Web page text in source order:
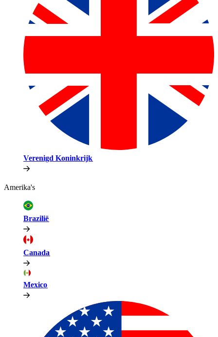
Verenigd Koninkrijk​​
Amerika's​​
Brazilië​​
Canada​​
Mexico​​